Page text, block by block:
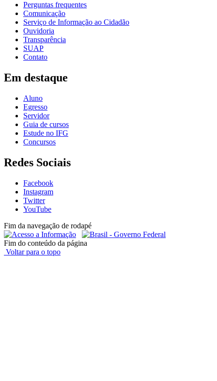
Perguntas frequentes
Comunicação
Serviço de Informação ao Cidadão
Ouvidoria
Transparência
SUAP
Contato
Em destaque
Aluno
Egresso
Servidor
Guia de cursos
Estude no IFG
Concursos
Redes Sociais
Facebook
Instagram
Twitter
YouTube
Fim da navegação de rodapé
Fim do conteúdo da página
Voltar para o topo